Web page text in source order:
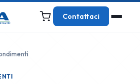
Contattaci